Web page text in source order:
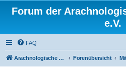
Forum der
e.V.
FAQ
Arachnologische Gesellschaft e. V. Forenübersicht